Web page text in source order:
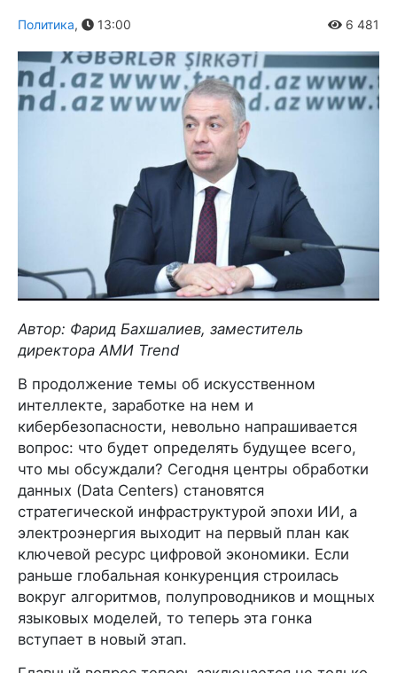
Политика, 13:00 6 481
Автор: Фарид Бахшалиев, заместитель
директора АМИ Trend
В продолжение темы об искусственном
интеллекте, заработке на нем и
кибербезопасности, невольно напрашивается
вопрос: что будет определять будущее всего,
что мы обсуждали? Сегодня центры обработки
данных (Data Centers) становятся
стратегической инфраструктурой эпохи ИИ, а
электроэнергия выходит на первый план как
ключевой ресурс цифровой экономики. Если
раньше глобальная конкуренция строилась
вокруг алгоритмов, полупроводников и мощных
языковых моделей, то теперь эта гонка
вступает в новый этап.